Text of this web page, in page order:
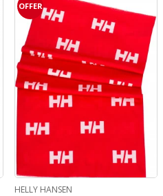
OFFER
HELLY HANSEN